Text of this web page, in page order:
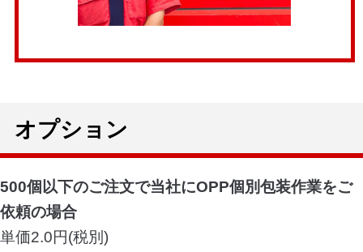
オプション
500個以下のご注文で当社にOPP個別包装作業をご
依頼の場合
単価2.0円(税別)